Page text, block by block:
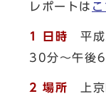
レポートは
1 日時 平成
30分～午後
2 場所 上京